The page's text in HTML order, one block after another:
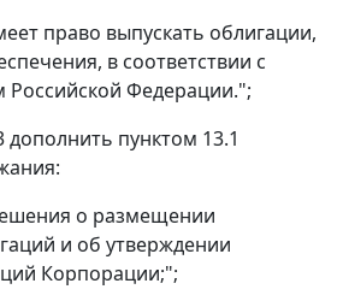
право выпускать облигации,
в соответствии с
Российской Федерации.";
дополнить пунктом 13.1
о размещении
и об утверждении
Корпорации;";